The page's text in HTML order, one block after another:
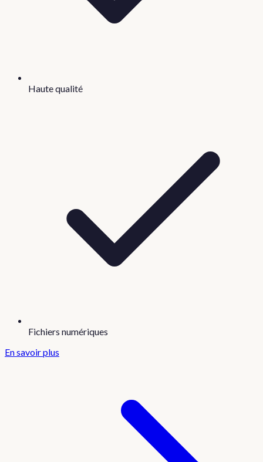
Haute qualité
Fichiers numériques
En savoir plus